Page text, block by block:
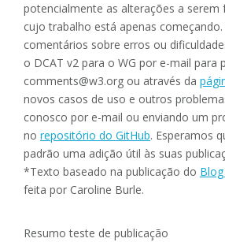
potencialmente as alterações a serem
cujo trabalho está apenas
comentários sobre erros ou
o DCAT v2 para o WG por e-mail para
comments@w3.org ou através da
novos casos de uso e outros
conosco por e-mail ou enviando um
no repositório do GitHub. Esperamos
padrão uma adição útil às suas
*Texto baseado na publicação do
feita por Caroline Burle.
Resumo teste de publicação